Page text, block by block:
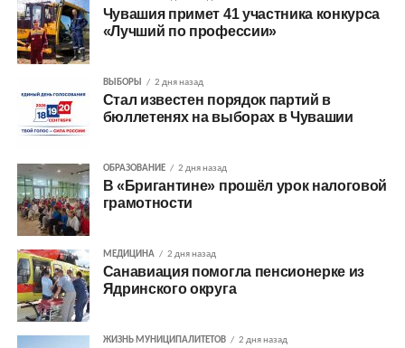
Чувашия примет 41 участника конкурса
«Лучший по профессии»
ВЫБОРЫ 2 дня назад
Стал известен порядок партий в
бюллетенях на выборах в Чувашии
ОБРАЗОВАНИЕ 2 дня назад
В «Бригантине» прошёл урок налоговой
грамотности
МЕДИЦИНА 2 дня назад
Санавиация помогла пенсионерке из
Ядринского округа
ЖИЗНЬ МУНИЦИПАЛИТЕТОВ 2 дня назад